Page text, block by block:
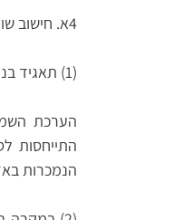
4א. חישוב שווי הנכס להלוואה לדירה במחיר מופחת יבוצע בהתאם לכללים הבאים:
(1) תאגיד בנקאי רשאי לבסס את שווי הנכס על הערכת שמאי במועד אישור ההלוואה. על
הערכת
התייחסות
הנמכרות